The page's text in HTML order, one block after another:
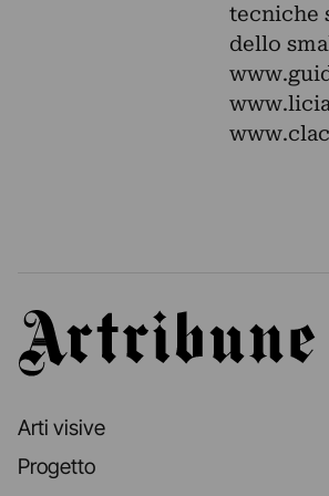
tecniche
dello
Artribune
Arti visive
Progetto